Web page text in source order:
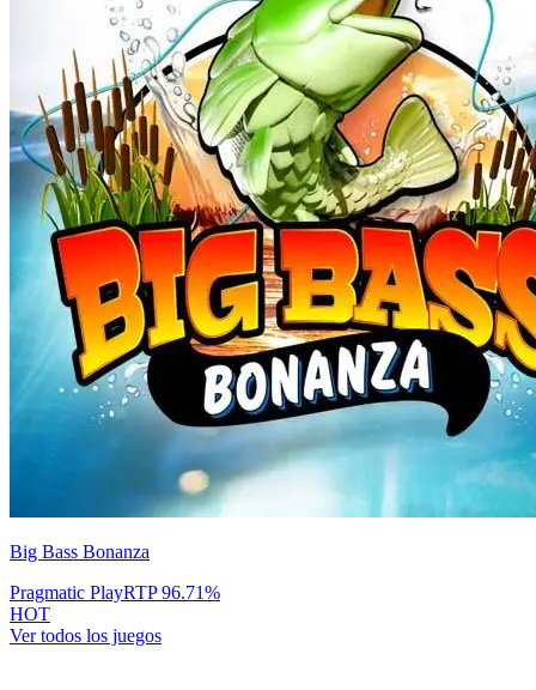
Big Bass Bonanza
Pragmatic PlayRTP96.71%
HOT
Ver todos los juegos